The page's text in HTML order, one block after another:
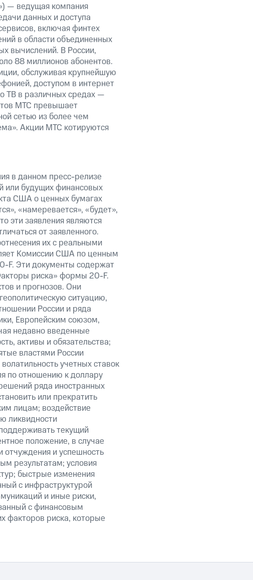
— ведущая компания
данных и доступа
включая финтех
в области объединенных
вычислений. В России,
88 миллионов абонентов.
обслуживая крупнейшую
доступом в интернет
ТВ в различных средах —
МТС превышает
сетью из более чем
Акции МТС котируются
в данном пресс-релизе
или будущих финансовых
США о ценных бумагах
«намеревается», «будет»,
эти заявления являются
от заявленного.
их с реальными
Комиссии США по ценным
F. Эти документы содержат
риска» формы 20-F.
и прогнозов. Они
ситуацию,
России и ряда
Европейским союзом,
недавно введенные
активы и обязательства;
властями России
учетных ставок
по отношению к доллару
ряда иностранных
или прекратить
лицам; воздействие
ликвидности
текущий
положение, в случае
отчуждения и успешность
результатам; условия
быстрые изменения
с инфраструктурой
и иные риски,
с финансовым
факторов риска, которые